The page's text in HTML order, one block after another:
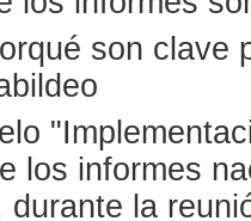
son clave
los informes
durante la